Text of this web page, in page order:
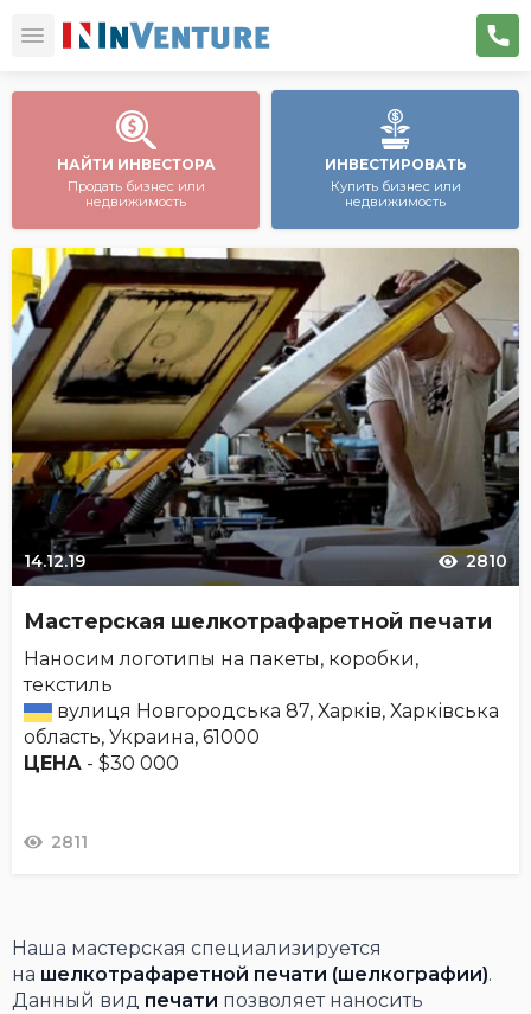
НАЙТИ ИНВЕСТОРА
Продать бизнес или
недвижимость
ИНВЕСТИРОВАТЬ
Купить бизнес или
недвижимость
14.12.19 2810
Мастерская шелкотрафаретной печати
Наносим логотипы на пакеты, коробки,
текстиль
вулиця Новгородська 87, Харків, Харківська
область, Украина, 61000
ЦЕНА - $30 000
2811
Наша мастерская специализируется
на шелкотрафаретной печати (шелкографии).
Данный вид печати позволяет наносить